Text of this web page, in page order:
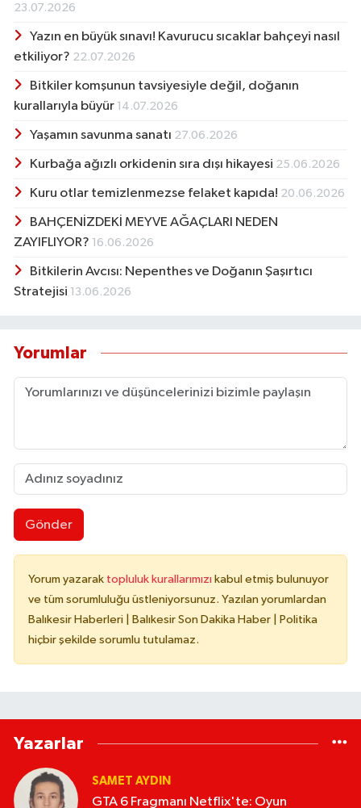
23.07.2026
Yazın en büyük sınavı! Kavurucu sıcaklar bahçeyi nasıl
etkiliyor? 22.07.2026
Bitkiler komşunun tavsiyesiyle değil, doğanın
kurallarıyla büyür 14.07.2026
Yaşamın savunma sanatı 27.06.2026
Kurbağa ağızlı orkidenin sıra dışı hikayesi 25.06.2026
Kuru otlar temizlenmezse felaket kapıda! 20.06.2026
BAHÇENİZDEKİ MEYVE AĞAÇLARI NEDEN
ZAYIFLIYOR? 16.06.2026
Bitkilerin Avcısı: Nepenthes ve Doğanın Şaşırtıcı
Stratejisi 13.06.2026
Yorumlar
Gönder
Yorum yazarak topluluk kurallarımızı kabul etmiş bulunuyor
ve tüm sorumluluğu üstleniyorsunuz. Yazılan yorumlardan
Balıkesir Haberleri | Balıkesir Son Dakika Haber | Politika
hiçbir şekilde sorumlu tutulamaz.
Yazarlar
SAMET AYDIN
GTA 6 Fragmanı Netflix'te: Oyun